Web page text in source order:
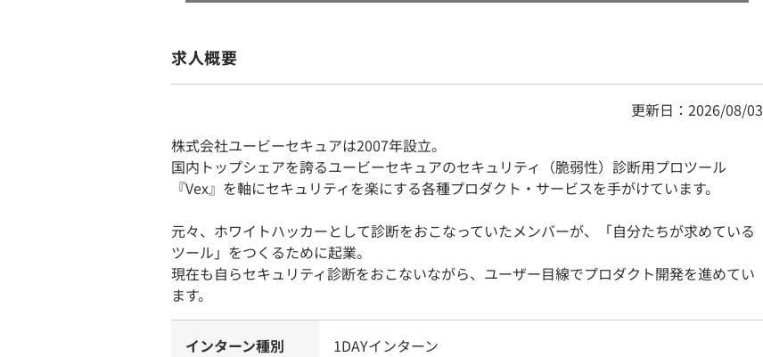
求人概要
更新日：2026/08/03
株式会社ユービーセキュアは2007年設立。
国内トップシェアを誇るユービーセキュアのセキュリティ（脆弱性）診断用プロツール
『Vex』を軸にセキュリティを楽にする各種プロダクト・サービスを手がけています。
元々、ホワイトハッカーとして診断をおこなっていたメンバーが、「自分たちが求めている
ツール」をつくるために起業。
現在も自らセキュリティ診断をおこないながら、ユーザー目線でプロダクト開発を進めてい
ます。
インターン種別 1DAYインターン